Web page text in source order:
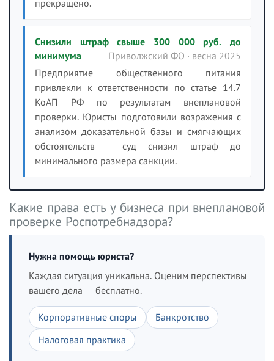
прекращено.
Снизили штраф свыше 300 000 руб. до
минимума
Приволжский ФО · весна 2025
Предприятие общественного питания
привлекли к ответственности по статье 14.7
КоАП РФ по результатам внеплановой
проверки. Юристы подготовили возражения с
анализом доказательной базы и смягчающих
обстоятельств - суд снизил штраф до
минимального размера санкции.
Какие права есть у бизнеса при внеплановой
проверке Роспотребнадзора?
Нужна помощь юриста?
Каждая ситуация уникальна. Оценим перспективы
вашего дела — бесплатно.
Корпоративные споры
Банкротство
Налоговая практика